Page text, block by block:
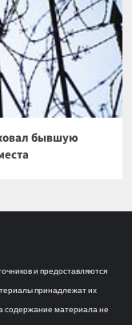
бывшую
и предоставляются
принадлежат их
содержание материала не